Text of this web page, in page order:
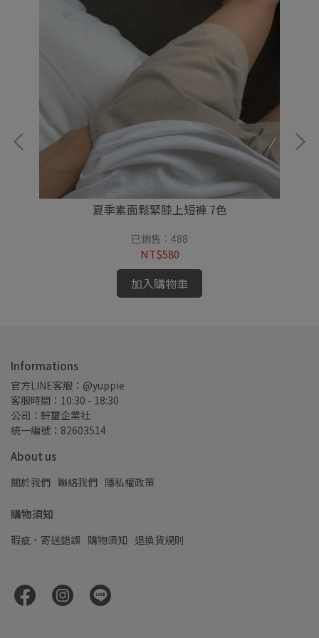
夏季素面鬆緊膝上短褲 7色
已銷售：488
NT$580
加入購物車
Informations
官方LINE客服：@yuppie
客服時間：10:30 - 18:30
公司：軒璽企業社
統一編號：82603514
About us
關於我們 聯絡我們 隱私權政策
購物須知
瑕疵、寄送錯誤 購物須知 退換貨規則